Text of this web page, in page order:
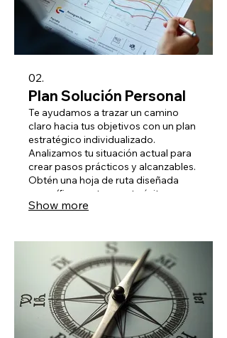
02.
Plan Solución Personal
Te ayudamos a trazar un camino
claro hacia tus objetivos con un plan
estratégico individualizado.
Analizamos tu situación actual para
crear pasos prácticos y alcanzables.
Obtén una hoja de ruta diseñada
específicamente para tu éxito
personal o profesional.
Show more